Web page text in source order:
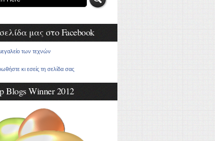
μας στο Facebook
των τεχνών
κι εσείς τη σελίδα σας
Blogs Winner 2012